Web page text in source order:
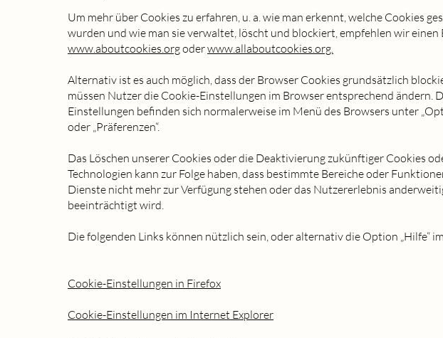
Um mehr über Cookies zu erfahren, u. a. wie man erkennt, welche Cookies
wurden und wie man sie verwaltet, löscht und blockiert, empfehlen wir einen
www.aboutcookies.orgoderwww.allaboutcookies.org.
Alternativ ist es auch möglich, dass der Browser Cookies grundsätzlich
müssen Nutzer die Cookie-Einstellungen im Browser entsprechend ändern.
Einstellungen befinden sich normalerweise im Menü des Browsers unter
oder „Präferenzen“.
Das Löschen unserer Cookies oder die Deaktivierung zukünftiger Cookies
Technologien kann zur Folge haben, dass bestimmte Bereiche oder
Dienste nicht mehr zur Verfügung stehen oder das Nutzererlebnis
beeinträchtigt wird.
Die folgenden Links können nützlich sein, oder alternativ die Option „Hilfe“
Cookie-Einstellungen in Firefox
Cookie-Einstellungen im Internet Explorer